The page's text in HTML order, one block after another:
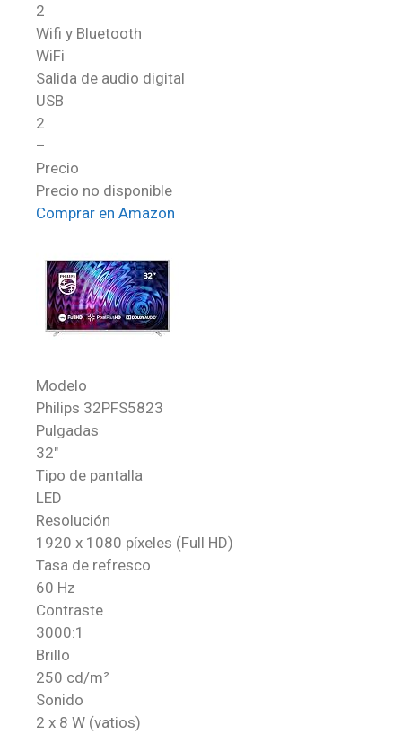
2
Wifi y Bluetooth
WiFi
Salida de audio digital
USB
2
–
Precio
Precio no disponible
Comprar en Amazon
Modelo
Philips 32PFS5823
Pulgadas
32″
Tipo de pantalla
LED
Resolución
1920 x 1080 píxeles (Full HD)
Tasa de refresco
60 Hz
Contraste
3000:1
Brillo
250 cd/m²
Sonido
2 x 8 W (vatios)